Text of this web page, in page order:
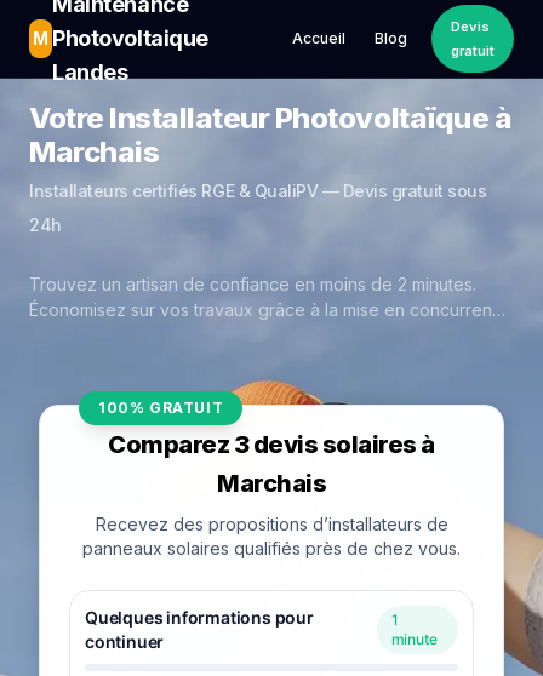
M Photovoltaique
Landes
Accueil Blog
Devis
gratuit
Votre Installateur Photovoltaïque à
Marchais
Installateurs certifiés RGE & QualiPV — Devis gratuit sous
24h
Trouvez un artisan de confiance en moins de 2 minutes.
Économisez sur vos travaux grâce à la mise en concurrence
100% GRATUIT
Comparez 3 devis solaires à
Marchais
Recevez des propositions d’installateurs de
panneaux solaires qualifiés près de chez vous.